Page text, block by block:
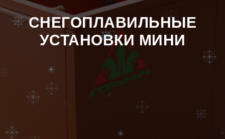
СНЕГОПЛАВИЛЬНЫЕ
УСТАНОВКИ МИНИ